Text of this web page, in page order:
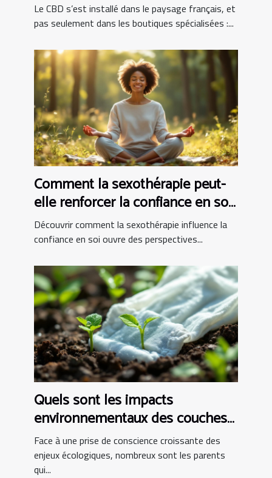
Le CBD s’est installé dans le paysage français, et
pas seulement dans les boutiques spécialisées :...
Comment la sexothérapie peut-
elle renforcer la confiance en soi
?
Découvrir comment la sexothérapie influence la
confiance en soi ouvre des perspectives...
Quels sont les impacts
environnementaux des couches
bio ?
Face à une prise de conscience croissante des
enjeux écologiques, nombreux sont les parents
qui...